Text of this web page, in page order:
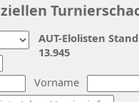
Vorname
AUT-Elolisten
13.945